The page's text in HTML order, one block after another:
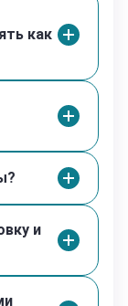
форма
температуре
хранение
от света
при +2…+8°C.
-80°C (-112°F)
как
и